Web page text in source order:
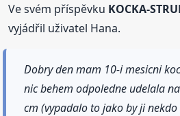
Ve svém příspěvku KOCKA-
vyjádřil uživatel Hana.
Dobry den mam 10-i mesicni
nic behem odpoledne udelala
cm (vypadalo to jako by ji